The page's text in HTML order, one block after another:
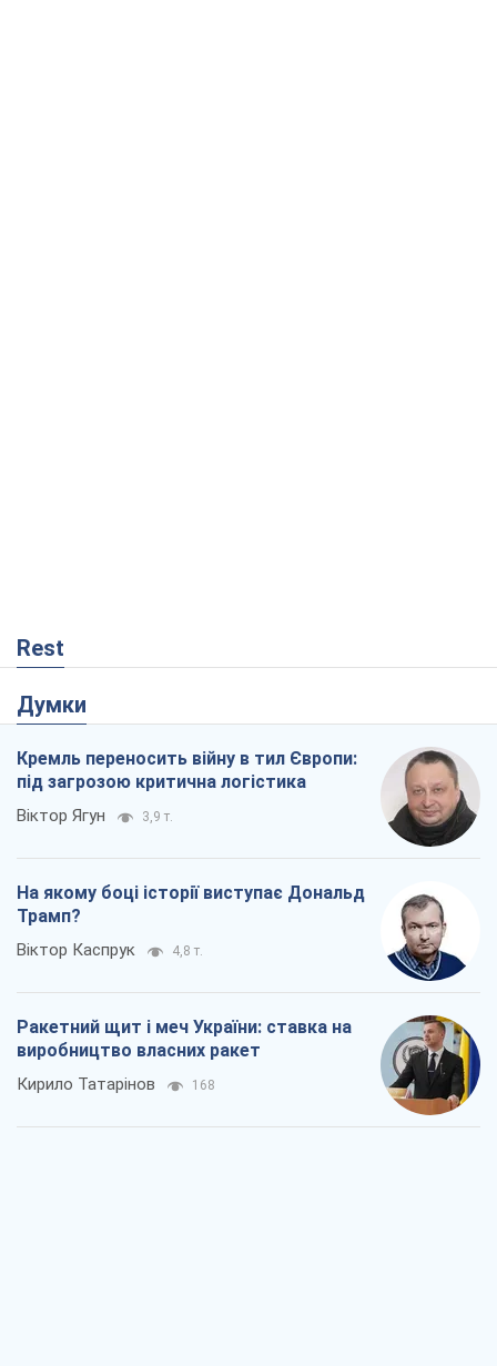
Rest
Думки
Кремль переносить війну в тил Європи:
під загрозою критична логістика
Віктор Ягун 3,9 т.
На якому боці історії виступає Дональд
Трамп?
Віктор Каспрук 4,8 т.
Ракетний щит і меч України: ставка на
виробництво власних ракет
Кирило Татарінов 168